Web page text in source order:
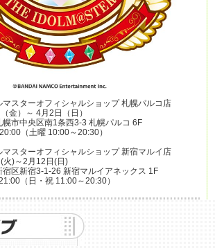
マスターオフィシャルショップ 札幌パルコ店
金）～ 4月2日（日）
幌市中央区南1条西3-3 札幌パルコ 6F
（土曜 10:00～20:30）
マスターオフィシャルショップ 新宿マルイ店
(火)～2月12日(日)
宿区新宿3-1-26 新宿マルイアネックス 1F
（日・祝 11:00～20:30）